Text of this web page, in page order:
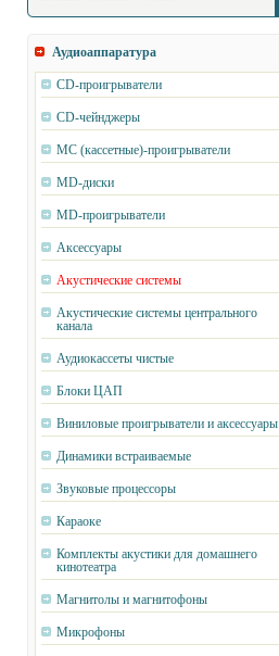
Аудиоаппаратура
CD-проигрыватели
CD-чейнджеры
MC (кассетные)-проигрыватели
MD-диски
MD-проигрыватели
Аксессуары
Акустические системы
Акустические системы центрального
канала
Аудиокассеты чистые
Блоки ЦАП
Виниловые проигрыватели и аксессуары
Динамики встраиваемые
Звуковые процессоры
Караоке
Комплекты акустики для домашнего
кинотеатра
Магнитолы и магнитофоны
Микрофоны